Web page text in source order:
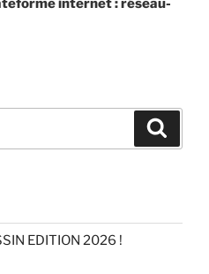
internet : réseau-
EDITION 2026 !